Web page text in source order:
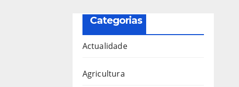
Categorias
Actualidade
Agricultura